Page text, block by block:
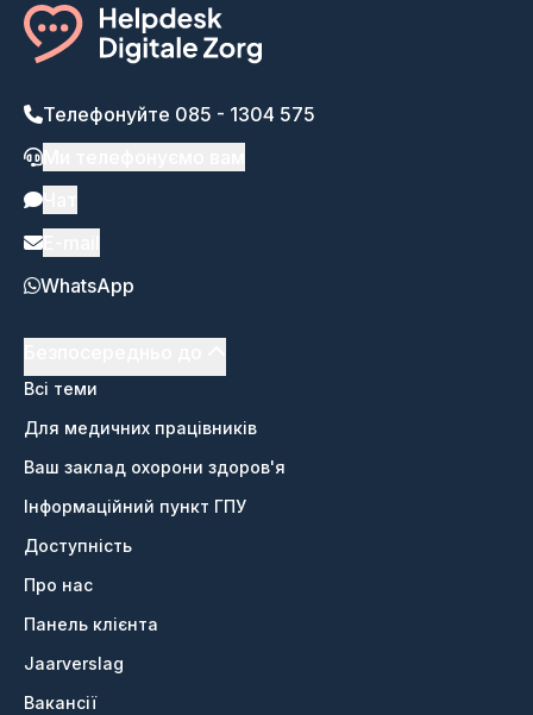
Телефонуйте 085 - 1304 575
WhatsApp
Всі теми
Для медичних працівників
Ваш заклад охорони здоров'я
Інформаційний пункт ГПУ
Доступність
Про нас
Панель клієнта
Jaarverslag
Вакансії